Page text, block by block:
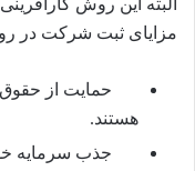
البته این روش
مزایای ثبت شرکت در
حمایت از
هستند.
جذب سرمایه